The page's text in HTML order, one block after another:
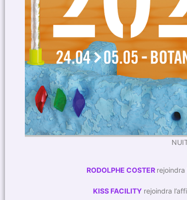
RODOLPHE COSTER rejoindra
KISS FACILITY rejoindra